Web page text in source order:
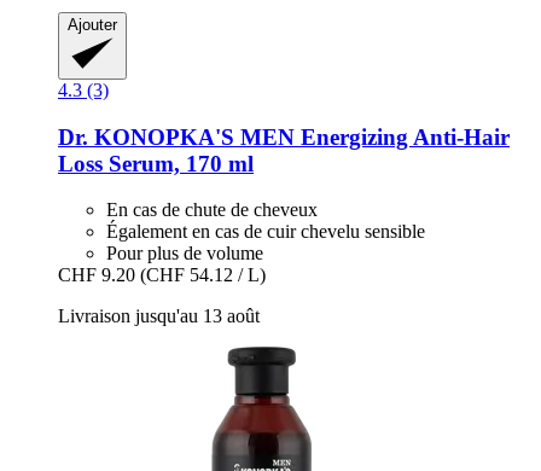
Ajouter
4.3 (3)
Dr. KONOPKA'S MEN Energizing Anti-​Hair
Loss Serum, 170 ml
En cas de chute de cheveux
Également en cas de cuir chevelu sensible
Pour plus de volume
CHF 9.20 (CHF 54.12 / L)
Livraison jusqu'au 13 août